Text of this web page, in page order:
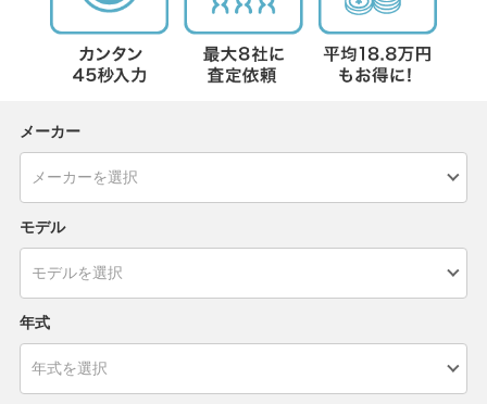
メーカー
モデル
年式